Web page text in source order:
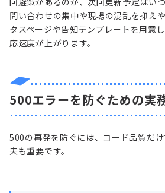
問い合わせの集中や現場の混乱を抑え
タスページや告知テンプレートを用意
応速度が上がります。
500エラーを防ぐための実
500の再発を防ぐには、コード品質だ
夫も重要です。